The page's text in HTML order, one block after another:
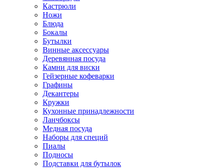
Кастрюли
Ножи
Блюда
Бокалы
Бутылки
Винные аксессуары
Деревянная посуда
Камни для виски
Гейзерные кофеварки
Графины
Декантеры
Кружки
Кухонные принадлежности
Ланчбоксы
Медная посуда
Наборы для специй
Пиалы
Подносы
Подставки для бутылок